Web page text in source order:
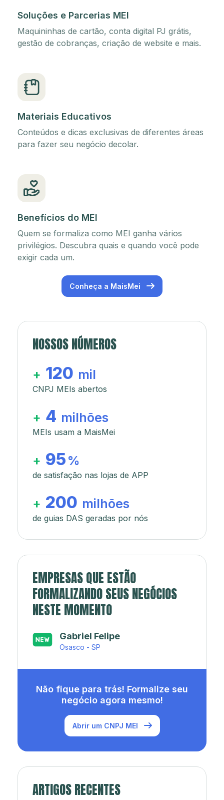
Soluções e Parcerias MEI
Maquininhas de cartão, conta digital PJ grátis,
gestão de cobranças, criação de website e mais.
Materiais Educativos
Conteúdos e dicas exclusivas de diferentes áreas
para fazer seu negócio decolar.
Benefícios do MEI
Quem se formaliza como MEI ganha vários
privilégios. Descubra quais e quando você pode
exigir cada um.
Conheça a MaisMei
NOSSOS NÚMEROS
+ 120 mil
CNPJ MEIs abertos
+ 4 milhões
MEIs usam a MaisMei
+ 95 %
de satisfação nas lojas de APP
+ 200 milhões
de guias DAS geradas por nós
EMPRESAS QUE ESTÃO
FORMALIZANDO SEUS NEGÓCIOS
NESTE MOMENTO
Japa’s açaí e sorveteria
Rio de Janeiro - RJ
Não fique para trás! Formalize seu
negócio agora mesmo!
Abrir um CNPJ MEI
ARTIGOS RECENTES